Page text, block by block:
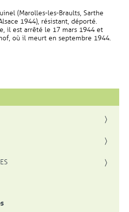
(Marolles-les-Braults, Sarthe
1944), résistant, déporté.
il est arrêté le 17 mars 1944 et
où il meurt en septembre 1944.